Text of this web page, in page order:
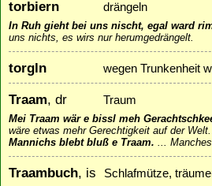
torbiern drängeln
In Ruh gieht bei uns nischt, egal ward
uns nichts, es wirs nur herumgedrängelt.
torgln wegen Trunkenheit
Traam, dr Traum
Mei Traam wär e bissl meh
wäre etwas mehr Gerechtigkeit auf der Welt.
Mannichs blebt bluß e Traam. ...
Traambuch, is Schlafmütze,